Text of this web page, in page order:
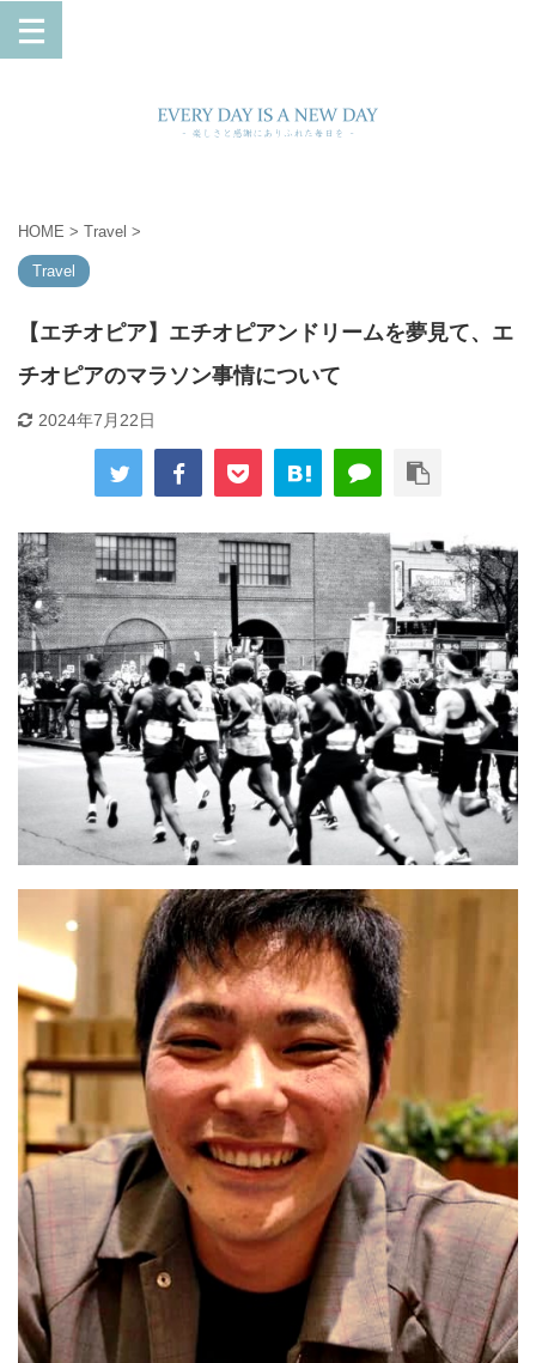
HOME > Travel >
Travel
【エチオピア】エチオピアンドリームを夢見て、エ
チオピアのマラソン事情について
2024年7月22日